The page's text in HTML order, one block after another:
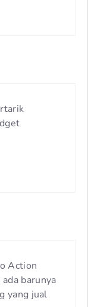
Action
barunya
yang jual